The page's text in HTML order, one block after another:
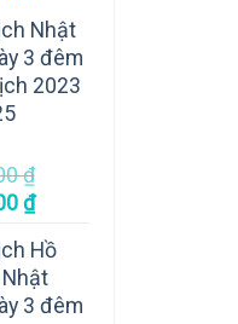
Nhật
3 đêm
2023
₫
₫
Hồ
3 đêm